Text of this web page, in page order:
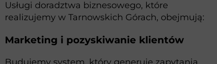
Usługi doradztwa biznesowego, które
realizujemy w Tarnowskich Górach, obejmują:
Marketing i pozyskiwanie klientów